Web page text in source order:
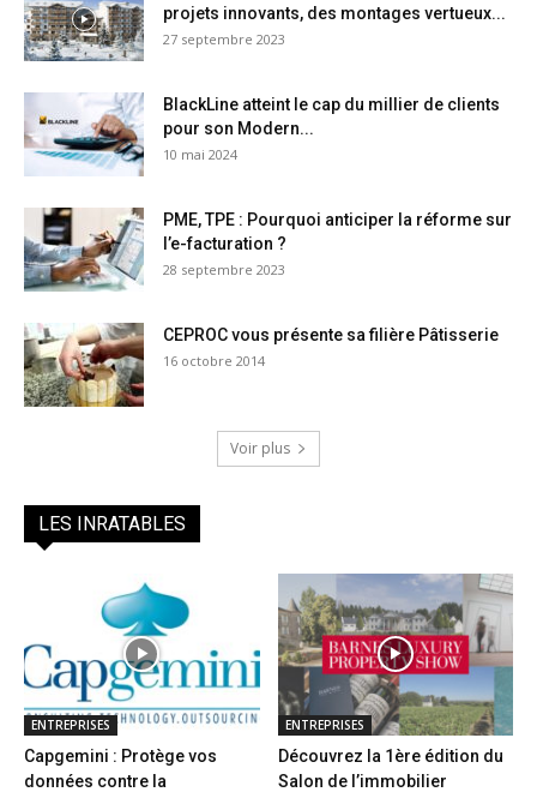
projets innovants, des montages vertueux...
27 septembre 2023
BlackLine atteint le cap du millier de clients
pour son Modern...
10 mai 2024
PME, TPE : Pourquoi anticiper la réforme sur
l’e-facturation ?
28 septembre 2023
CEPROC vous présente sa filière Pâtisserie
16 octobre 2014
Voir plus
LES INRATABLES
ENTREPRISES
Capgemini : Protège vos
données contre la
ENTREPRISES
Découvrez la 1ère édition du
Salon de l’immobilier